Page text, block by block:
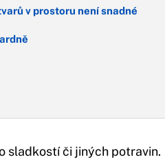
v prostoru není snadné
sladkostí či jiných potravin.